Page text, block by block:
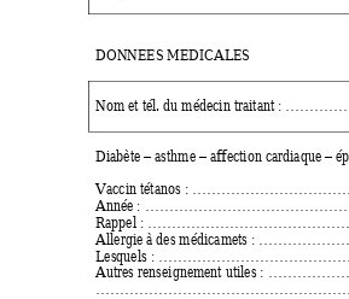
DONNEES MEDICALES
Nom et tél. du médecin traitant :
Diabète – asthme – affection cardiaque –
Vaccin tétanos :
Année :
Rappel :
Allergie à des médicamets :
Lesquels :
Autres renseignement utiles :